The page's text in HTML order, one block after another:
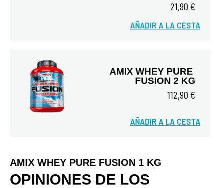
21,90 €
AÑADIR A LA CESTA
AMIX WHEY PURE
FUSION 2 KG
112,90 €
AÑADIR A LA CESTA
AMIX WHEY PURE FUSION 1 KG
OPINIONES DE LOS